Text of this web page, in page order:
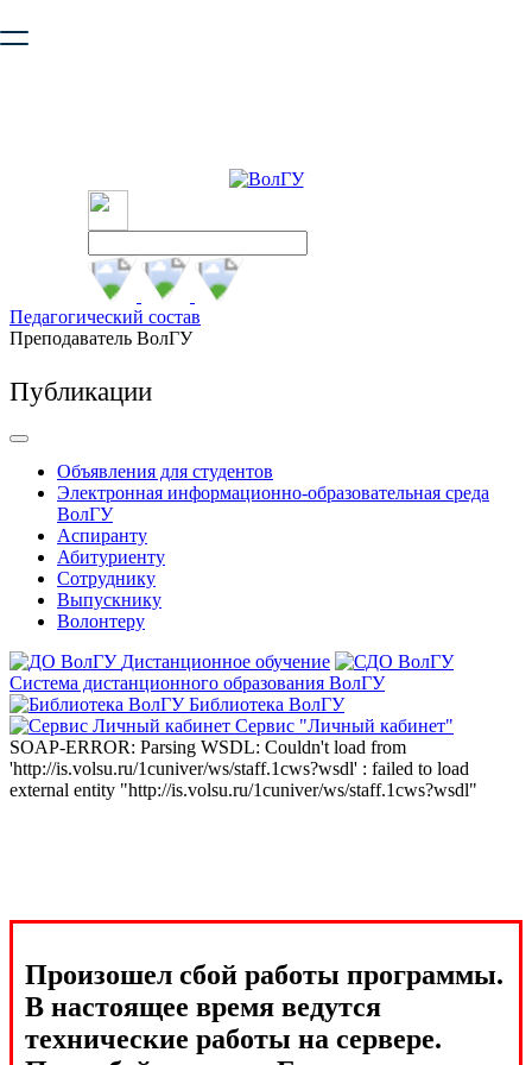
безопасную работу с сайтом. Пожалуйста
Педагогический состав
Преподаватель ВолГУ
Публикации
Объявления для студентов
Электронная информационно-образовательная среда
ВолГУ
Аспиранту
Абитуриенту
Сотруднику
Выпускнику
Волонтеру
Дистанционное обучение
Система дистанционного образования ВолГУ
Библиотека ВолГУ
Сервис "Личный кабинет"
SOAP-ERROR: Parsing WSDL: Couldn't load from
'http://is.volsu.ru/1cuniver/ws/staff.1cws?wsdl' : failed to load
external entity "http://is.volsu.ru/1cuniver/ws/staff.1cws?wsdl"
Произошел сбой работы программы.
В настоящее время ведутся
технические работы на сервере.